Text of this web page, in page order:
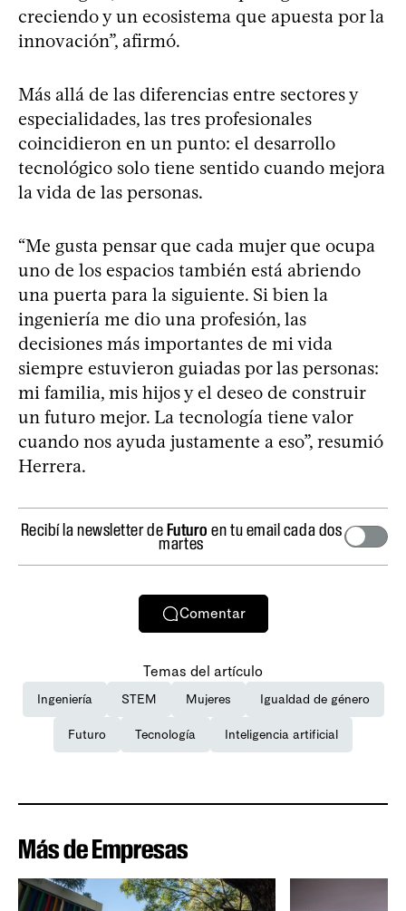
creciendo y un ecosistema que apuesta por la
innovación”, afirmó.
Más allá de las diferencias entre sectores y
especialidades, las tres profesionales
coincidieron en un punto: el desarrollo
tecnológico solo tiene sentido cuando mejora
la vida de las personas.
“Me gusta pensar que cada mujer que ocupa
uno de los espacios también está abriendo
una puerta para la siguiente. Si bien la
ingeniería me dio una profesión, las
decisiones más importantes de mi vida
siempre estuvieron guiadas por las personas:
mi familia, mis hijos y el deseo de construir
un futuro mejor. La tecnología tiene valor
cuando nos ayuda justamente a eso”, resumió
Herrera.
Recibí la newsletter deFuturo en tu email cada dos
martes
Comentar
Temas del artículo
Ingeniería STEM Mujeres Igualdad de género
Futuro Tecnología Inteligencia artificial
Más de Empresas